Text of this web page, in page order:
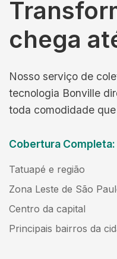
chega
Nosso serviço de
tecnologia Bonville
toda comodidade
Cobertura Completa:
Tatuapé e região
Zona Leste de São
Centro da capital
Principais bairros da